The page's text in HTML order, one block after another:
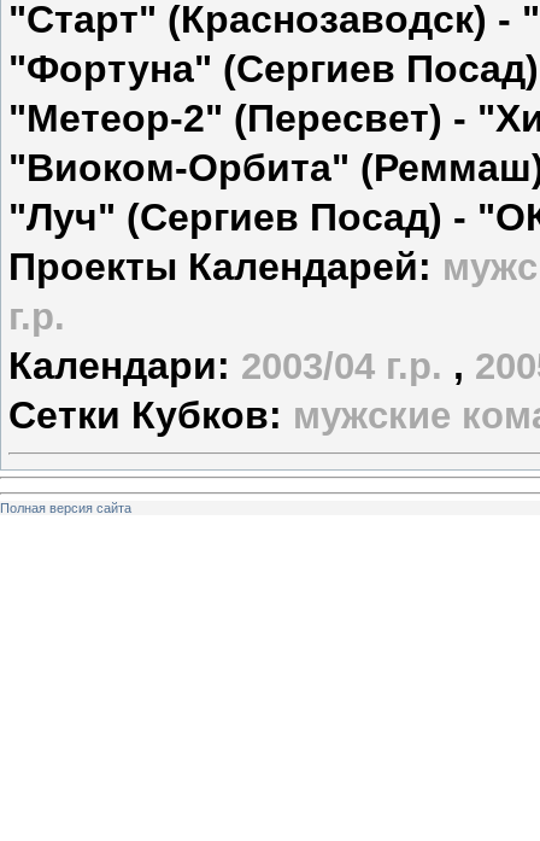
"Старт" (Краснозаводск) -
"Фортуна" (Сергиев
"Метеор-2" (Пересвет) -
"Виоком-Орбита"
"Луч" (Сергиев Посад) -
Проекты Календарей:
г.р.
Календари: 2003/04 г.р. ,
Сетки Кубков: мужские
Полная версия сайта